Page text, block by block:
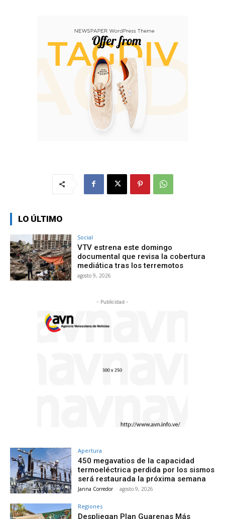
LO ÚLTIMO
Social
VTV estrena este domingo
documental que revisa la cobertura
mediática tras los terremotos
agosto 9, 2026
- Publicidad -
Apertura
450 megavatios de la capacidad
termoeléctrica perdida por los sismos
será restaurada la próxima semana
Janna Corredor - agosto 9, 2026
Regiones
Despliegan Plan Guarenas Más